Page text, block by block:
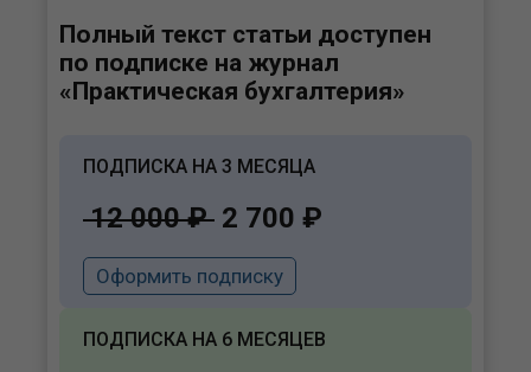
Полный текст статьи доступен
по подписке на журнал
«Практическая бухгалтерия»
ПОДПИСКА НА 3 МЕСЯЦА
12 000 ₽ 2 700 ₽
Оформить подписку
ПОДПИСКА НА 6 МЕСЯЦЕВ